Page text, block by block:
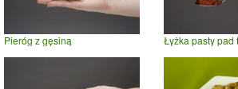
Pieróg z gęsiną Łyżka pasty pad